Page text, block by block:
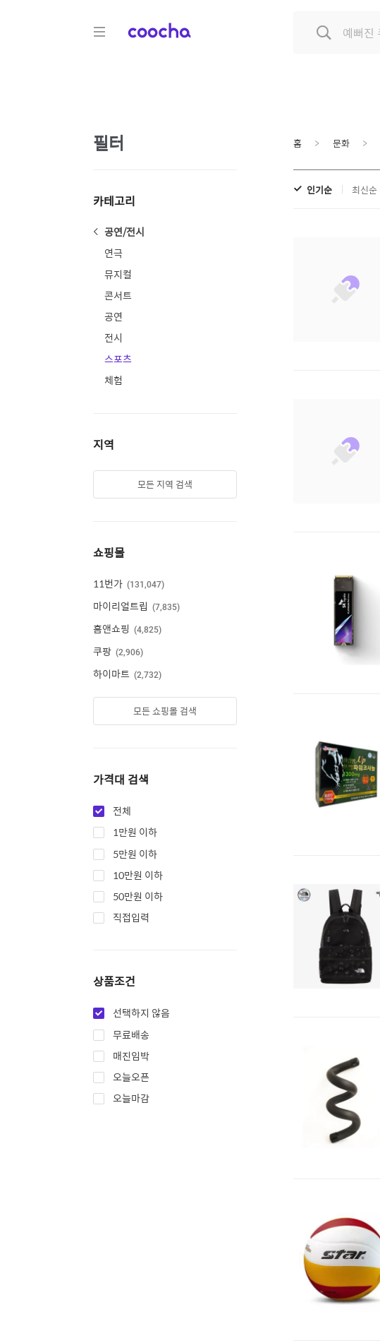
COOCHA
필터
카테고리
공연/전시
연극
뮤지컬
콘서트
공연
전시
스포츠
체험
지역
모든 지역 검색
쇼핑몰
11번가 131,047
마이리얼트립 7,835
홈앤쇼핑 4,825
쿠팡 2,906
하이마트 2,732
모든 쇼핑몰 검색
가격대 검색
전체
1만원 이하
5만원 이하
10만원 이하
50만원 이하
직접입력
상품조건
선택하지 않음
무료배송
매진임박
오늘오픈
오늘마감
홈 문화
인기순 최신순